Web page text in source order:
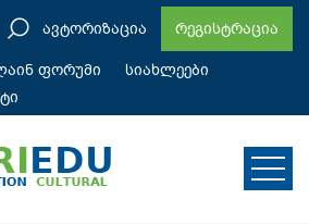
ავტორიზაცია
რეგისტრაცია
ფორუმი
სიახლეები